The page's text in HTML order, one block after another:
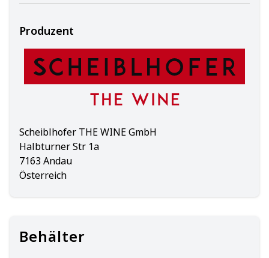
Produzent
Scheiblhofer THE WINE GmbH
Halbturner Str 1a
7163 Andau
Österreich
Behälter